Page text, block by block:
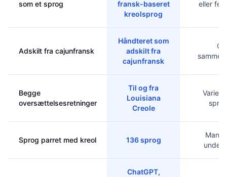
som et sprog
fransk-baseret
kreolsprog
eller
Adskilt fra cajunfransk
Håndteret som
adskilt fra
cajunfransk
Begge
oversættelsesretninger
Til og fra
Louisiana
Creole
Sprog parret med kreol 136 sprog
ChatGPT,